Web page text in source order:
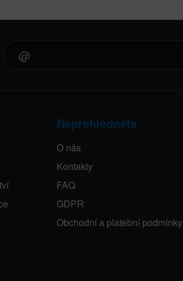
Nepřehlédněte
O nás
Kontakty
FAQ
GDPR
Obchodní a platební podmínky